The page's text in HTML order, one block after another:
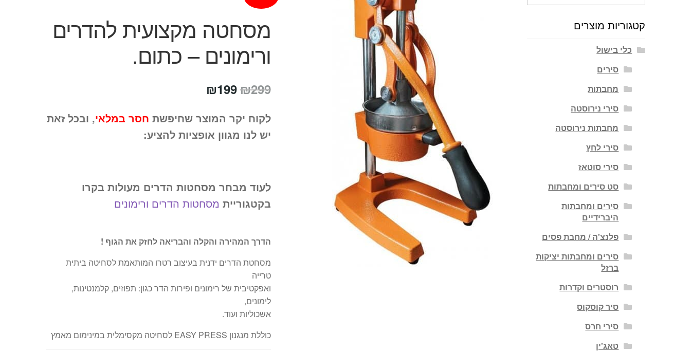
מסחטה מקצועית להדרים
ורימונים – כתום.
₪299
המחיר
היה:
₪299.
₪199
הוא:
₪199.
לקוח יקר המוצר שחיפשת חסר במלאי, ובכל זאת
יש לנו מגוון אופציות להציע:
לעוד מבחר מסחטות הדרים מעולות בקרו
בקטגוריית מסחטות הדרים ורימונים
הדרך המהירה והקלה והבריאה לחזק את הגוף !
מסחטת הדרים ידנית בעיצוב רטרו המותאמת לסחיטה ביתית
טרייה
ואפקטיבית של רימונים ופירות הדר כגון: תפוזים, קלמנטינות,
לימונים,
אשכוליות ועוד.
כוללת מנגנון EASY PRESS לסחיטה מקסימלית במינימום מאמץ
קטגוריות מוצרים
כלי בישול
סירים
מחבתות
סירי נירוסטה
מחבתות נירוסטה
סירי לחץ
סירי סוטאז
סט סירים ומחבתות
סירים ומחבתות
היברידיים
פלנצ'ה / מחבת פסים
סירים ומחבתות יציקות
ברזל
רוסטרים וקדרות
סיר קוסקוס
סירי חרס
טאג'ין